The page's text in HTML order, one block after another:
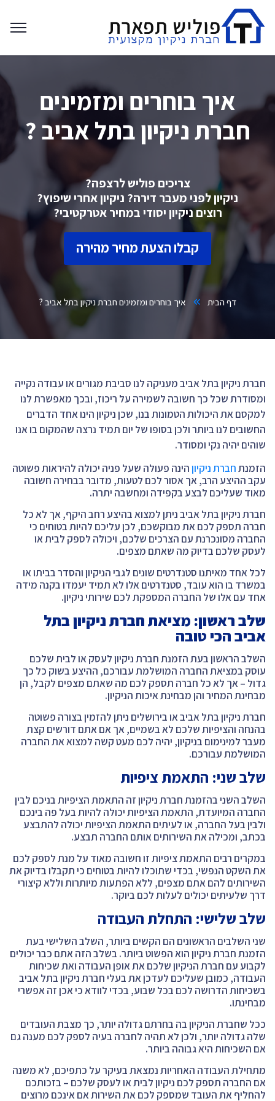
איך בוחרים ומזמינים
חברת ניקיון בתל אביב ?
צריכים פוליש לרצפה?
ניקיון לפני מעבר דירה? ניקיון אחרי שיפוץ?
רוצים ניקיון יסודי במחיר אטרקטיבי?
קבלו הצעת מחיר מהירה
דף הבית איך בוחרים ומזמינים חברת ניקיון בתל אביב ?
חברת ניקיון בתל אביבמעניקה לנו סביבת מגורים או עבודה נקייה
ומסודרת שכל כך חשובה לשמירה על ריכוז, ובכך מאפשרת לנו
למקסם את היכולות הטמונות בנו, שכן ניקיון הינו אחד הדברים
החשובים לנו ביותר ולכן בסופו של יום תמיד נרצה שהמקום בו אנו
שוהים יהיה נקי ומסודר.
הזמנתחברת ניקיוןהינה פעולה שעל פניה יכולה להיראות פשוטה
עקב ההיצע הרב, אך אסור לכם לטעות, מדובר בבחירה חשובה
מאוד שעליכם לבצע בקפידה ומחשבה יתרה.
חברת ניקיון בתל אביב ניתן למצוא בהיצע רחב היקף, אך לא כל
חברה תספק לכם את מבוקשכם, לכן עליכם להיות בטוחים כי
החברה מסונכרנת עם הצרכים שלכם, ויכולה לספק לבית או
לעסק שלכם בדיוק מה שאתם מצפים.
לכל אחד מאיתנו סטנדרטים שונים לגבי הניקיון והסדר בביתו או
במשרד בו הוא עובד, סטנדרטים אלו לא תמיד יעמדו בקנה מידה
אחד עם אלו של החברה המספקת לכם שירותי ניקיון.
שלב ראשון: מציאת חברת ניקיון בתל
אביב הכי טובה
השלב הראשון בעת הזמנת חברת ניקיון לעסק או לבית שלכם
עוסק במציאת החברה המושלמת עבורכם, ההיצע בשוק כל כך
גדול – אך לא כל חברה תספק לכם מה שאתם מצפים לקבל, הן
מבחינת המחיר והן מבחינת איכות הניקיון.
חברת ניקיון בתל אביב או בירושלים ניתן להזמין בצורה פשוטה
בהנחה והציפיות שלכם לא בשמיים, אך אם אתם דורשים קצת
מעבר למינימום בניקיון, יהיה לכם מעט קשה למצוא את החברה
המושלמת עבורכם.
שלב שני: התאמת ציפיות
השלב השני בהזמנת חברת ניקיון זה התאמת הציפיות בניכם לבין
החברה המיועדת, התאמת הציפיות יכולה להיות בעל פה בינכם
ולבין בעל החברה, או לעיתים התאמת הציפיות יכולה להתבצע
בכתב, ומכילה את השירותים אותם החברה תבצע.
במקרים רבים התאמת ציפיות זו חשובה מאוד על מנת לספק לכם
את השקט הנפשי, בכדי שתוכלו להיות בטוחים כי תקבלו בדיוק את
השירותים להם אתם מצפים, ללא הפתעות מיותרות וללא קיצורי
דרך שלעיתים יכולים לעלות לכם ביוקר.
שלב שלישי: התחלת העבודה
שני השלבים הראשונים הם הקשים ביותר, השלב השלישי בעת
הזמנת חברת ניקיון הוא הפשוט ביותר. בשלב הזה אתם כבר יכולים
לקבוע עם חברת הניקיון שלכם את אופן העבודה ואת שכיחות
העבודה, כמובן שעליכם לעדכן את בעלי חברת ניקיון בתל אביב
בשכיחות הדרושה לכם בכל שבוע, בכדי לוודא כי אכן זה אפשרי
מבחינתו.
ככל שחברת הניקיון בה בחרתם גדולה יותר, כך מצבת העובדים
שלה גדולה יותר, ולכן לא תהיה לחברה בעיה לספק לכם מענה גם
אם השכיחות היא גבוהה ביותר.
מתחילת העבודה האחריות נמצאת בעיקר על כתפיכם, לא משנה
אם החברה תספק לכם ניקיון לבית או לעסק שלכם – בזכותכם
להחליף את העובד שמספק לכם את השירות אם אינכם מרוצים